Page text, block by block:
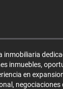
inmobiliaria
inmuebles,
en
negociaciones